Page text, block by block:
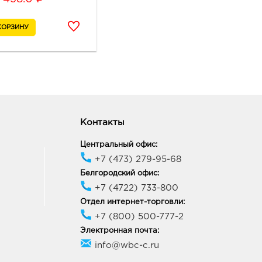
Северо-
Воронежская обл, г
9:00 - 20:00
Максимир: 438.0
Воронежская обл, г
пр-кт Ленинский, д.
Контакты
Центральный офис:
+7 (473) 279-95-68
Белгородский офис:
+7 (4722) 733-800
Отдел интернет-торговли:
+7 (800) 500-777-2
Электронная почта:
info@wbc-c.ru